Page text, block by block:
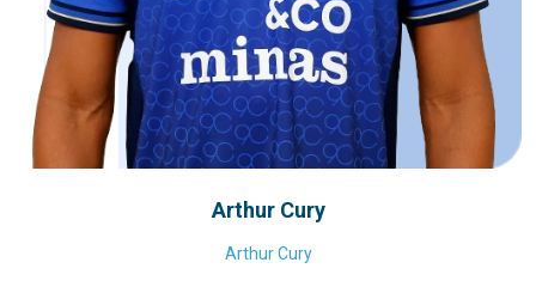
Arthur Cury
Arthur Cury